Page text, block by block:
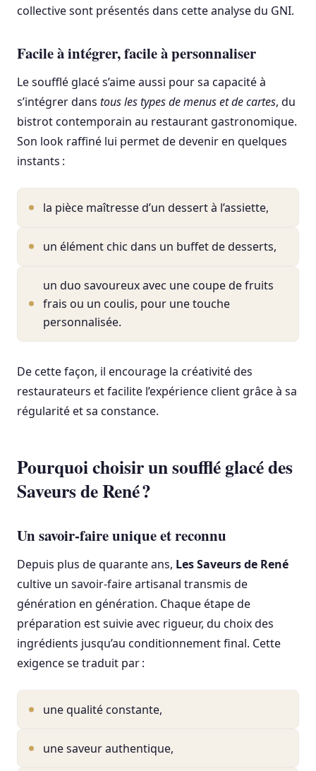
collective sont présentés dans cette analyse du GNI.
Facile à intégrer, facile à personnaliser
Le soufflé glacé s’aime aussi pour sa capacité à
s’intégrer dans tous les types de menus et de cartes, du
bistrot contemporain au restaurant gastronomique.
Son look raffiné lui permet de devenir en quelques
instants :
la pièce maîtresse d’un dessert à l’assiette,
un élément chic dans un buffet de desserts,
un duo savoureux avec une coupe de fruits
frais ou un coulis, pour une touche
personnalisée.
De cette façon, il encourage la créativité des
restaurateurs et facilite l’expérience client grâce à sa
régularité et sa constance.
Pourquoi choisir un soufflé glacé des
Saveurs de René ?
Un savoir-faire unique et reconnu
Depuis plus de quarante ans, Les Saveurs de René
cultive un savoir-faire artisanal transmis de
génération en génération. Chaque étape de
préparation est suivie avec rigueur, du choix des
ingrédients jusqu’au conditionnement final. Cette
exigence se traduit par :
une qualité constante,
une saveur authentique,